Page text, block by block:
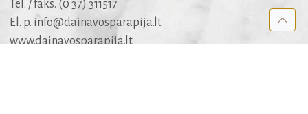
Tel. / faks. (0 37) 311517
El. p. info@dainavosparapija.lt
www.dainavosparapija.lt